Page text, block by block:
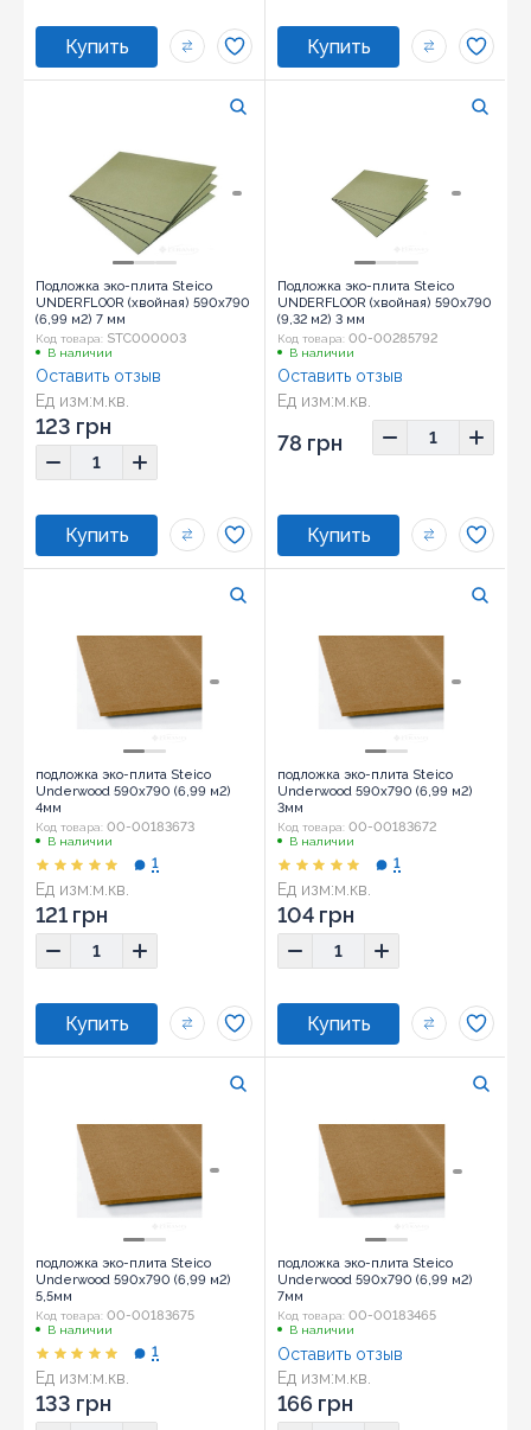
Подложка эко-плита Steico
UNDERFLOOR (хвойная) 590х790
(6,99 м2) 7 мм
Код товара: STC000003
В наличии
Ед изм:м.кв.
Оставить отзыв
123 грн
Подложка эко-плита Steico
UNDERFLOOR (хвойная) 590х790
(9,32 м2) 3 мм
Код товара: 00-00285792
В наличии
Ед изм:м.кв.
Оставить отзыв
78 грн
подложка эко-плита Steico
Underwood 590х790 (6,99 м2)
4мм
Код товара: 00-00183673
В наличии
Ед изм:м.кв.
1
121 грн
подложка эко-плита Steico
Underwood 590х790 (6,99 м2)
3мм
Код товара: 00-00183672
В наличии
Ед изм:м.кв.
1
104 грн
подложка эко-плита Steico
Underwood 590х790 (6,99 м2)
5,5мм
Код товара: 00-00183675
В наличии
Ед изм:м.кв.
1
133 грн
подложка эко-плита Steico
Underwood 590х790 (6,99 м2)
7мм
Код товара: 00-00183465
В наличии
Ед изм:м.кв.
Оставить отзыв
166 грн